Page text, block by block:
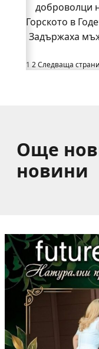
Годеч,
Полицията
Възможни са
доброволци
Горското в
Задържаха
1 2Следваща
Още
новини